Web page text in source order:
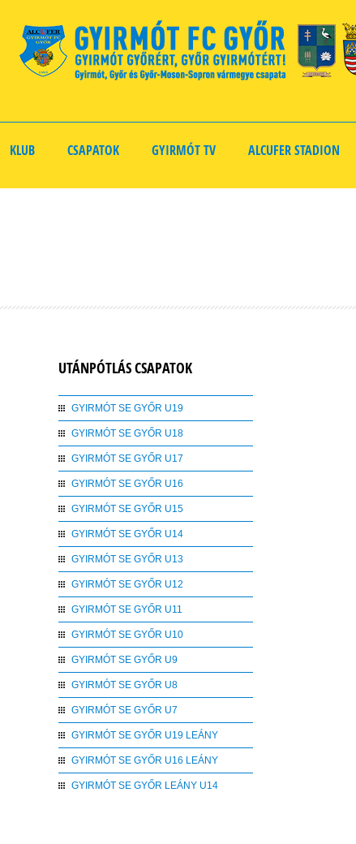
KLUB CSAPATOK GYIRMÓT TV ALCUFER STADION
UTÁNPÓTLÁS CSAPATOK
GYIRMÓT SE GYŐR U19
GYIRMÓT SE GYŐR U18
GYIRMÓT SE GYŐR U17
GYIRMÓT SE GYŐR U16
GYIRMÓT SE GYŐR U15
GYIRMÓT SE GYŐR U14
GYIRMÓT SE GYŐR U13
GYIRMÓT SE GYŐR U12
GYIRMÓT SE GYŐR U11
GYIRMÓT SE GYŐR U10
GYIRMÓT SE GYŐR U9
GYIRMÓT SE GYŐR U8
GYIRMÓT SE GYŐR U7
GYIRMÓT SE GYŐR U19 LEÁNY
GYIRMÓT SE GYŐR U16 LEÁNY
GYIRMÓT SE GYŐR LEÁNY U14